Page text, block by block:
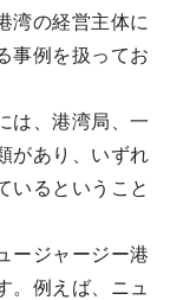
湾の経営主体に
事例を扱ってお
は、港湾局、一
があり、いずれ
いるということ
ージャージー港
。例えば、ニュ